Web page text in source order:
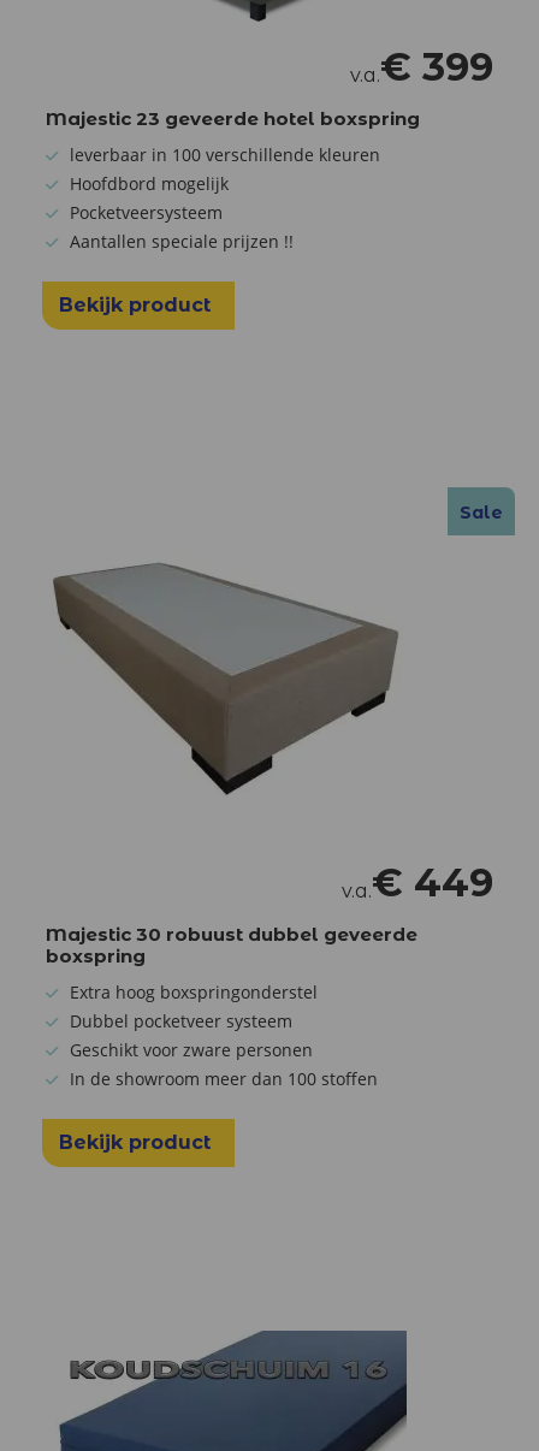
v.a.€ 399
Majestic 23 geveerde hotel boxspring
leverbaar in 100 verschillende kleuren
Hoofdbord mogelijk
Pocketveersysteem
Aantallen speciale prijzen !!
Bekijk product
Sale
v.a.€ 449
Majestic 30 robuust dubbel geveerde
boxspring
Extra hoog boxspringonderstel
Dubbel pocketveer systeem
Geschikt voor zware personen
In de showroom meer dan 100 stoffen
Bekijk product